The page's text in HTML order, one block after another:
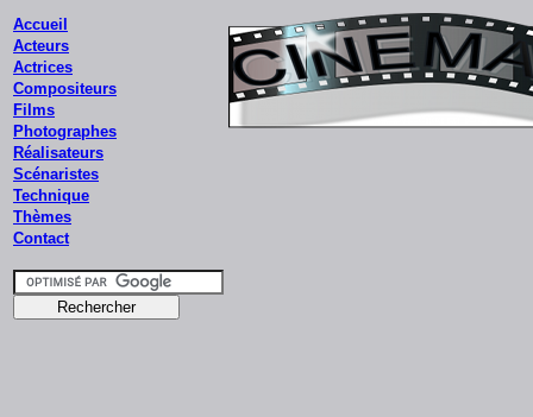
Accueil
Acteurs
Actrices
Compositeurs
Films
Photographes
Réalisateurs
Scénaristes
Technique
Thèmes
Contact